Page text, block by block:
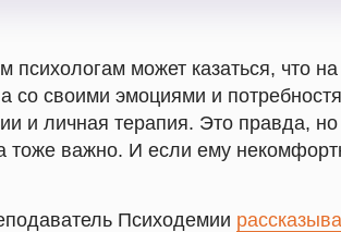
может казаться, что
со своими эмоциями и
и личная терапия. Это правда,
тоже важно. И если ему
Психодемии